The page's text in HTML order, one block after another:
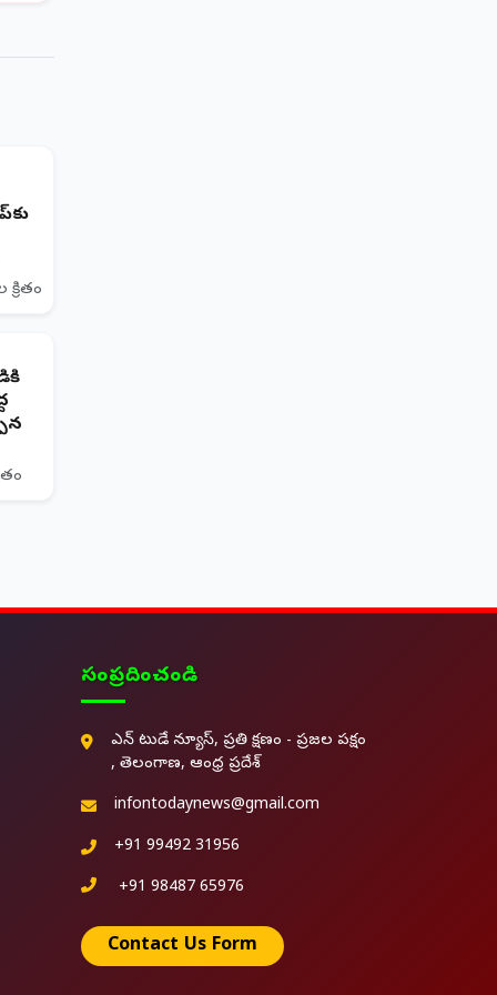
సంప్రదించండి
ఎన్ టుడే న్యూస్, ప్రతి క్షణం - ప్రజల పక్షం
, తెలంగాణ, ఆంధ్ర ప్రదేశ్
infontodaynews@gmail.com
+91 99492 31956
+91 98487 65976
Contact Us Form